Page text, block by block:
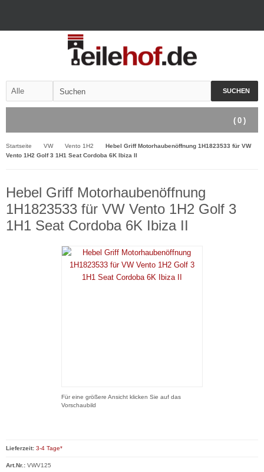
SUCHEN
( 0 )
Startseite VW Vento 1H2
Hebel Griff Motorhaubenöffnung 1H1823533 für VW
Vento 1H2 Golf 3 1H1 Seat Cordoba 6K Ibiza II
Hebel Griff Motorhaubenöffnung
1H1823533 für VW Vento 1H2 Golf 3
1H1 Seat Cordoba 6K Ibiza II
Für eine größere Ansicht klicken Sie auf das
Vorschaubild
Lieferzeit: 3-4 Tage*
Art.Nr.: VWV125